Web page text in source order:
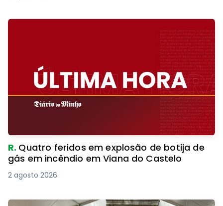
R. Quatro feridos em explosão de botija de
gás em incêndio em Viana do Castelo
2 agosto 2026